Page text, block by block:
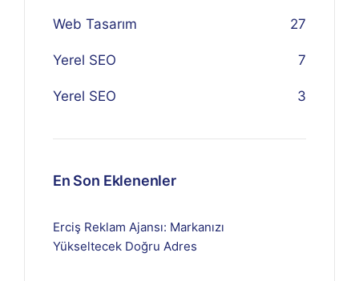
Web Tasarım 27
Yerel SEO 7
Yerel SEO 3
En Son Eklenenler
Erciş Reklam Ajansı: Markanızı
Yükseltecek Doğru Adres